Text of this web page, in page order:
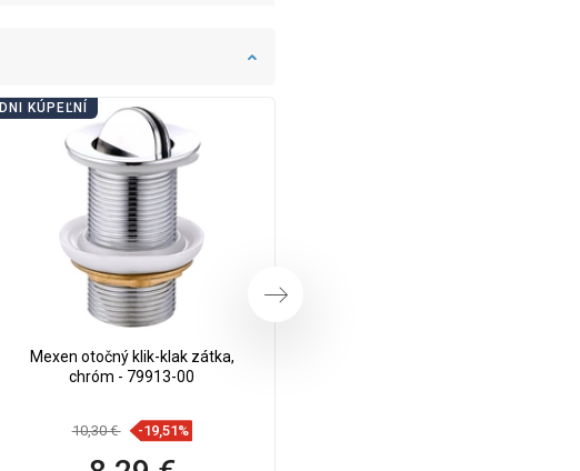
DNI KÚPEĽNÍ
Mexen otočný klik-klak zátka,
chróm - 79913-00
10,30 € -19,51%
Ďalej